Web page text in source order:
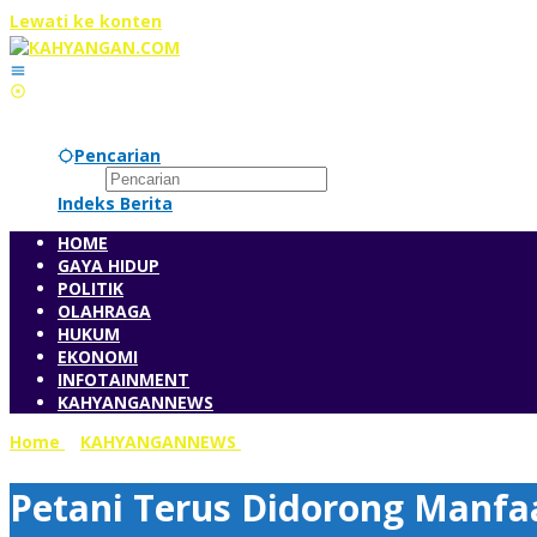
Lewati ke konten
Pencarian
Indeks Berita
HOME
GAYA HIDUP
POLITIK
OLAHRAGA
HUKUM
EKONOMI
INFOTAINMENT
KAHYANGANNEWS
Home
KAHYANGANNEWS
Petani Terus Didorong